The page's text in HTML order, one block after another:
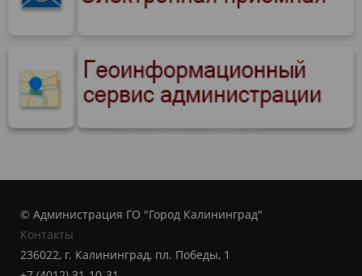
© Администрация ГО "Город Калининград"
Контакты
236022, г. Калининград, пл. Победы, 1